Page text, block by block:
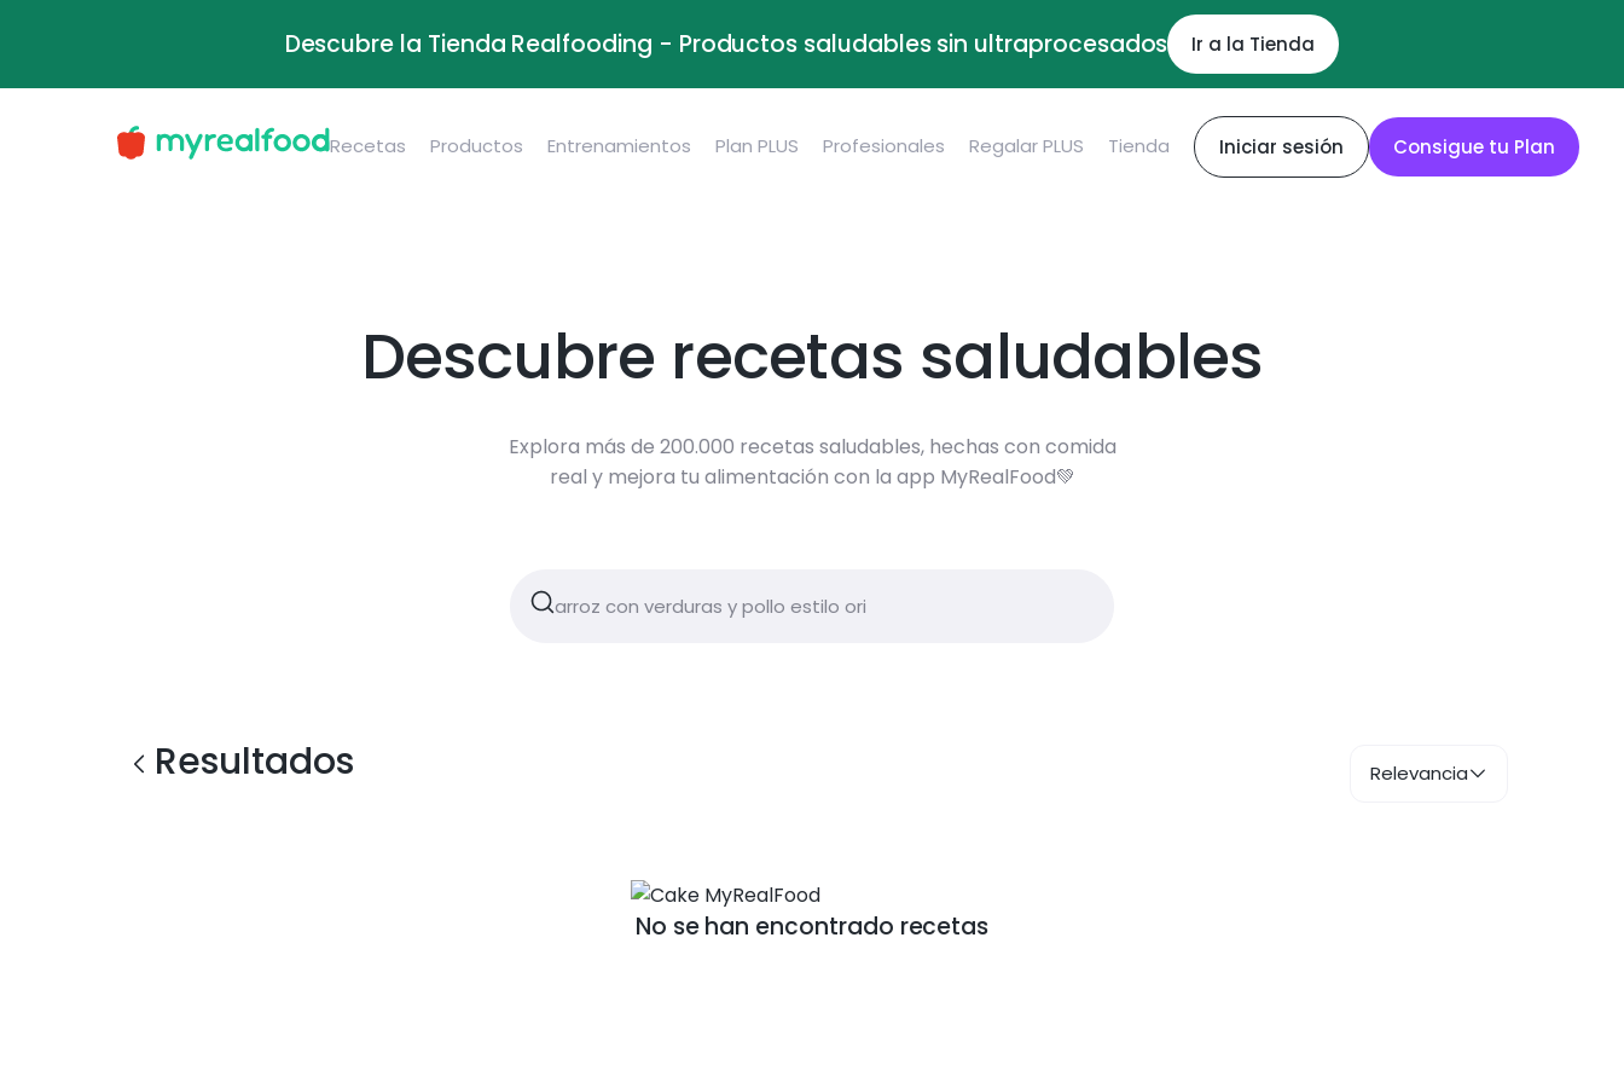
Descubre la Tienda Realfooding - Productos saludables sin ultraprocesados Ir a la Tienda
Recetas Productos Entrenamientos Plan PLUS Profesionales Regalar PLUS Tienda Iniciar sesión Consigue tu Plan
Descubre recetas saludables
Explora más de 200.000 recetas saludables, hechas con comida
real y mejora tu alimentación con la app MyRealFood💚
Resultados Relevancia
No se han encontrado recetas